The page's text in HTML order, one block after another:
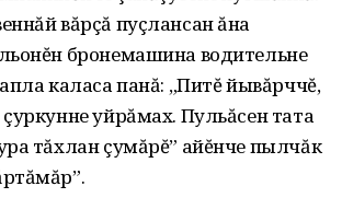
вăрçă пуçлансан ăна
бронемашина водительне
каласа панă: „Питĕ йывăрччĕ,
уйрăмах. Пульăсен тата
тăхлан çумăрĕ” айĕнче пылчăк